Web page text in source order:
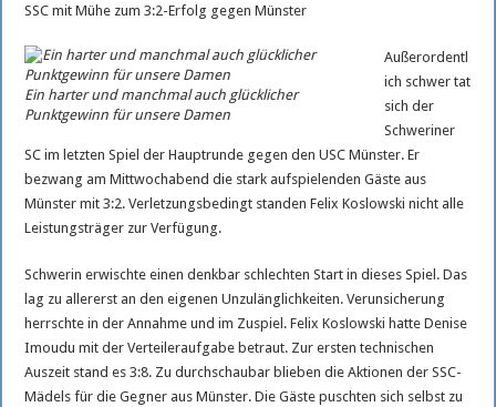
FCM Kapitän Tino Witkowski setzt Signal
Neues vom Reitsport
Nord Stream 2 bleibt beim SSC am Ball
SSC mit Mühe zum 3:2-Erfolg gegen Münster
Ein harter und manchmal auch glücklicher
Punktgewinn für unsere Damen
Außerordentl
ich schwer tat
sich der
Schweriner
SC im letzten Spiel der Hauptrunde gegen den USC Münster. Er
bezwang am Mittwochabend die stark aufspielenden Gäste aus
Münster mit 3:2. Verletzungsbedingt standen Felix Koslowski nicht alle
Leistungsträger zur Verfügung.
Schwerin erwischte einen denkbar schlechten Start in dieses Spiel. Das
lag zu allererst an den eigenen Unzulänglichkeiten. Verunsicherung
herrschte in der Annahme und im Zuspiel. Felix Koslowski hatte Denise
Imoudu mit der Verteileraufgabe betraut. Zur ersten technischen
Auszeit stand es 3:8. Zu durchschaubar blieben die Aktionen der SSC-
Mädels für die Gegner aus Münster. Die Gäste puschten sich selbst zu